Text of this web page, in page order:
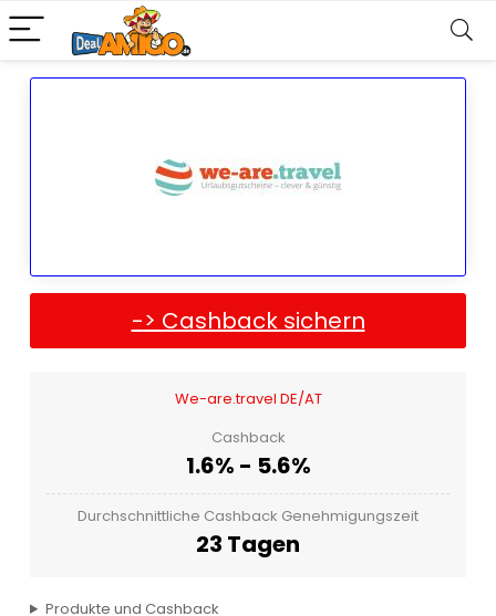
-> Cashback sichern
We-are.travel DE/AT
Cashback
1.6% - 5.6%
Durchschnittliche Cashback Genehmigungszeit
23 Tagen
Produkte und Cashback